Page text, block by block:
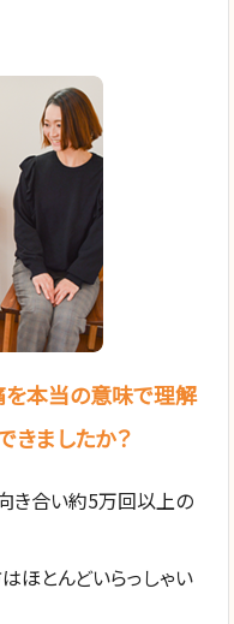
を本当の意味で理解
きましたか？
き合い約5万回以上の
ほとんどいらっしゃい